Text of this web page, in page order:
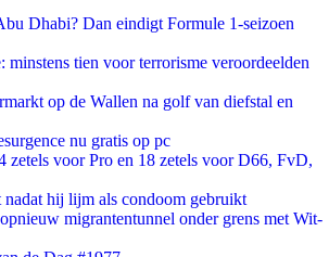
Dhabi? Dan eindigt Formule 1-seizoen
minstens tien voor terrorisme veroordeelden
op de Wallen na golf van diefstal en
nu gratis op pc
zetels voor Pro en 18 zetels voor D66, FvD,
nadat hij lijm als condoom gebruikt
migrantentunnel onder grens met Wit-